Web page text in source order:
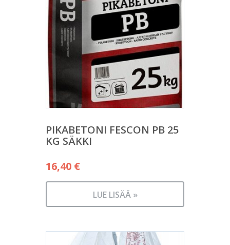
PIKABETONI FESCON PB 25
KG SÄKKI
16,40 €
LUE LISÄÄ »